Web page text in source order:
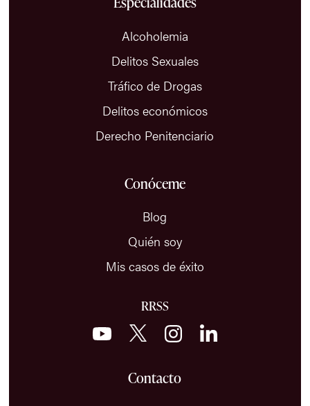
Alcoholemia
Delitos Sexuales
Tráfico de Drogas
Delitos económicos
Derecho Penitenciario
Conóceme
Blog
Quién soy
Mis casos de éxito
RRSS
Contacto